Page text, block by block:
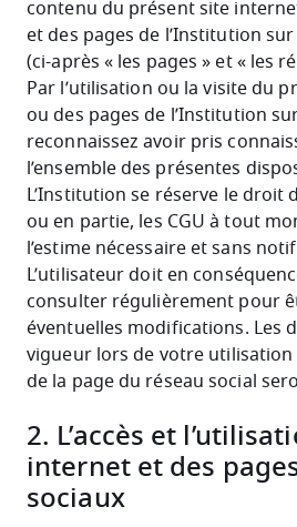
contenu du présent site
et des pages de l’Institution
(ci-après « les pages » et « les
Par l’utilisation ou la visite du
ou des pages de l’Institution
reconnaissez avoir pris
l’ensemble des présentes
L’Institution se réserve le droit
ou en partie, les CGU à tout
l’estime nécessaire et sans
L’utilisateur doit en
consulter régulièrement pour
éventuelles modifications. Les
vigueur lors de votre utilisation
de la page du réseau social
2. L’accès et
internet et des
sociaux